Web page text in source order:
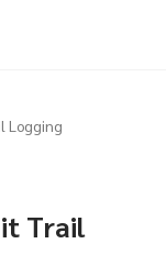
Logging
Trail